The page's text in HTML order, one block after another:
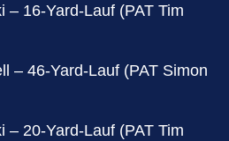
– 16-Yard-Lauf (PAT Tim
– 46-Yard-Lauf (PAT Simon
– 20-Yard-Lauf (PAT Tim